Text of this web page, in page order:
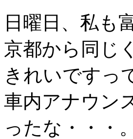
日曜日、私も
京都から同じ
きれいですっ
車内アナウン
ったな・・・。